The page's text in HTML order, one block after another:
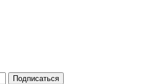
Подписаться